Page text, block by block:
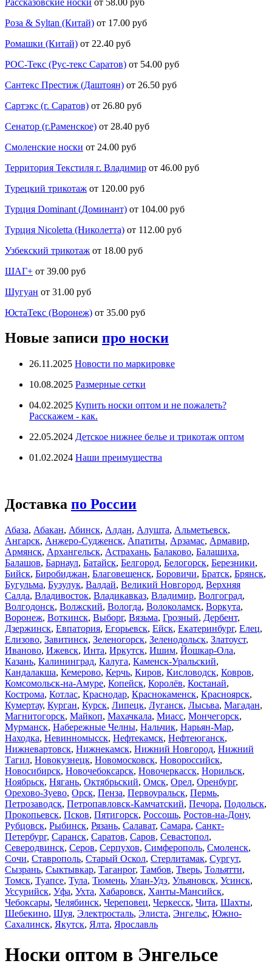
Роза & Syltan (Китай) от 17.00 руб
Ромашки (Китай) от 22.40 руб
РОС-Текс (Рус-текс Саратов) от 54.00 руб
Сантекс Престиж (Даштоян) от 26.50 руб
Сартэкс (г. Саратов) от 26.80 руб
Сенатор (г.Раменское) от 28.40 руб
Смоленские носки от 24.00 руб
Территория Текстиля г. Владимир от 46.00 руб
Турецкий трикотаж от 120.00 руб
Турция Dominant (Доминант) от 104.00 руб
Турция Nicoletta (Николетта) от 112.00 руб
Узбекский трикотаж от 18.00 руб
ШАГ+ от 39.00 руб
Шугуан от 31.00 руб
ЮстаТекс (Воронеж) от 35.00 руб
Новые записи про носки
26.11.2025 Новости по маркировке
10.08.2025 Размерные сетки
04.02.2025 Купить носки оптом и не пожалеть?
Расскажем - как.
22.05.2024 Детское нижнее белье и трикотаж оптом
01.02.2024 Наши преимущества
Доставка по России
Абаза, Абакан, Абинск, Алдан, Алушта, Альметьевск,
Ангарск, Анжеро-Судженск, Апатиты, Арзамас, Армавир,
Армянск, Архангельск, Астрахань, Балаково, Балашиха,
Балашов, Барнаул, Батайск, Белгород, Белогорск, Березники,
Бийск, Биробиджан, Благовещенск, Боровичи, Братск, Брянск,
Бугульма, Бузулук, Валдай, Великий Новгород, Верхняя
Салда, Владивосток, Владикавказ, Владимир, Волгоград,
Волгодонск, Волжский, Вологда, Волоколамск, Воркута,
Воронеж, Воткинск, Выборг, Вязьма, Грозный, Дербент,
Дзержинск, Евпатория, Егорьевск, Ейск, Екатеринбург, Елец,
Елизово, Завитинск, Зеленогорск, Зеленодольск, Златоуст,
Иваново, Ижевск, Инта, Иркутск, Ишим, Йошкар-Ола,
Казань, Калининград, Калуга, Каменск-Уральский,
Кандалакша, Кемерово, Керчь, Киров, Кисловодск, Ковров,
Комсомольск-на-Амуре, Копейск, Королёв, Костанай,
Кострома, Котлас, Краснодар, Краснокаменск, Красноярск,
Кумертау, Курган, Курск, Липецк, Луганск, Лысьва, Магадан,
Магнитогорск, Майкоп, Махачкала, Миасс, Мончегорск,
Мурманск, Набережные Челны, Нальчик, Нарьян-Мар,
Находка, Невинномысск, Нефтекамск, Нефтеюганск,
Нижневартовск, Нижнекамск, Нижний Новгород, Нижний
Тагил, Новокузнецк, Новомосковск, Новороссийск,
Новосибирск, Новочебоксарск, Новочеркасск, Норильск,
Ноябрьск, Нягань, Октябрьский, Омск, Орел, Оренбург,
Орехово-Зуево, Орск, Пенза, Первоуральск, Пермь,
Петрозаводск, Петропавловск-Камчатский, Печора, Подольск,
Прокопьевск, Псков, Пятигорск, Россошь, Ростов-на-Дону,
Рубцовск, Рыбинск, Рязань, Салават, Самара, Санкт-
Петербург, Саранск, Саратов, Саров, Севастопол,
Северодвинск, Серов, Серпухов, Симферополь, Смоленск,
Сочи, Ставрополь, Старый Оскол, Стерлитамак, Сургут,
Сызрань, Сыктывкар, Таганрог, Тамбов, Тверь, Тольятти,
Томск, Туапсе, Тула, Тюмень, Улан-Удэ, Ульяновск, Усинск,
Уссурийск, Уфа, Ухта, Хабаровск, Ханты-Мансийск,
Чебоксары, Челябинск, Череповец, Черкесск, Чита, Шахты,
Шебекино, Шуя, Электросталь, Элиста, Энгельс, Южно-
Сахалинск, Якутск, Ялта, Ярославль
Носки оптом в Энгельсе